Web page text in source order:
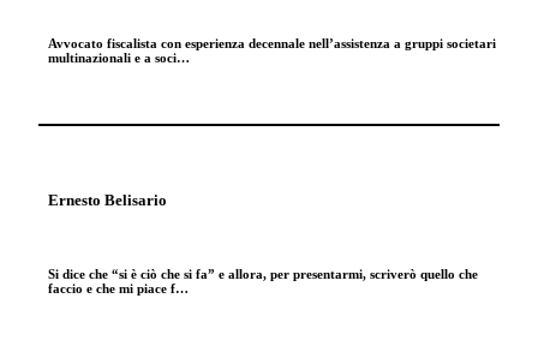
Avvocato fiscalista con esperienza decennale nell’assistenza a gruppi societari
multinazionali e a soci…
Ernesto Belisario
Si dice che “si è ciò che si fa” e allora, per presentarmi, scriverò quello che
faccio e che mi piace f…